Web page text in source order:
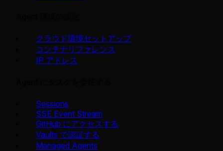
クラウド環境セットアップ
コンテナリファレンス
IP アドレス
Sessions
SSE Event Stream
GitHub にアクセスする
Vaults で認証する
Managed Agents